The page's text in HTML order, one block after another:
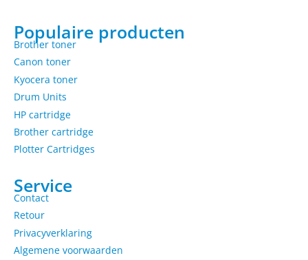
Populaire producten
Brother toner
Canon toner
Kyocera toner
Drum Units
HP cartridge
Brother cartridge
Plotter Cartridges
Service
Contact
Retour
Privacyverklaring
Algemene voorwaarden